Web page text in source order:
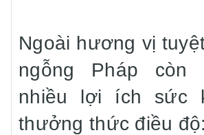
Ngoài hương vị
ngỗng Pháp còn
nhiều lợi ích sức
thưởng thức điều độ: